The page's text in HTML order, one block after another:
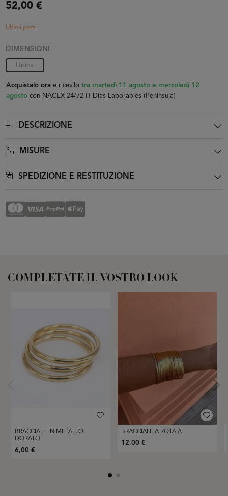
52,00 €
Ultimi pezzi
DIMENSIONI
Unica
Acquistalo orae ricevilo tra martedì 11 agosto e mercoledì 12
agosto con NACEX 24/72 H Días Laborables (Península)
DESCRIZIONE
MISURE
SPEDIZIONE E RESTITUZIONE
COMPLETATE IL VOSTRO LOOK
BRACCIALE IN METALLO
DORATO
6,00 €
BRACCIALE A ROTAIA
12,00 €